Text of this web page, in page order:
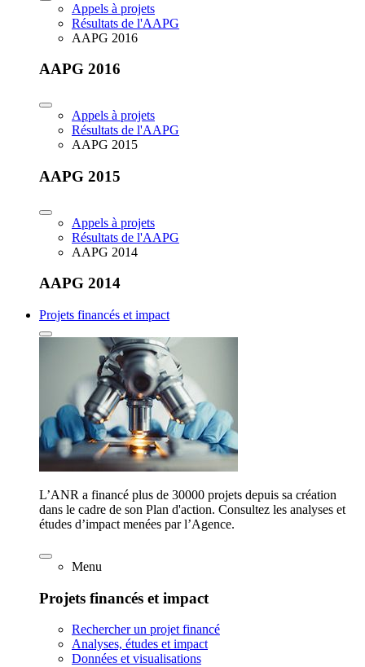
Appels à projets
Résultats de l'AAPG
AAPG 2016
AAPG 2016
Appels à projets
Résultats de l'AAPG
AAPG 2015
AAPG 2015
Appels à projets
Résultats de l'AAPG
AAPG 2014
AAPG 2014
Projets financés et impact
L’ANR a financé plus de 30000 projets depuis sa création
dans le cadre de son Plan d'action. Consultez les analyses et
études d’impact menées par l’Agence.
Menu
Projets financés et impact
Rechercher un projet financé
Analyses, études et impact
Données et visualisations